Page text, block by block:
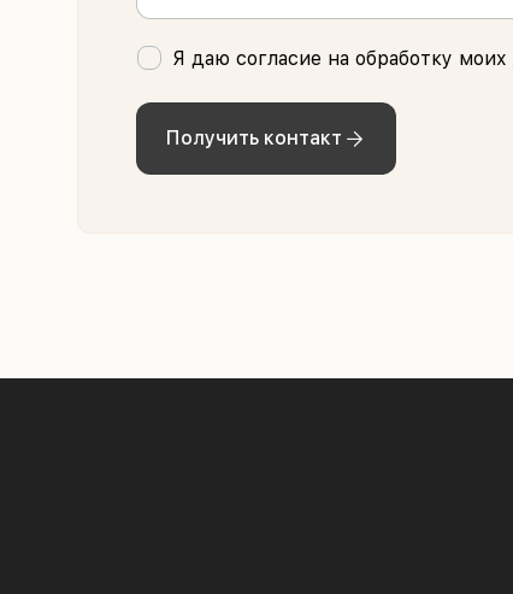
Я даю согласие на обработку моих
Получить контакт